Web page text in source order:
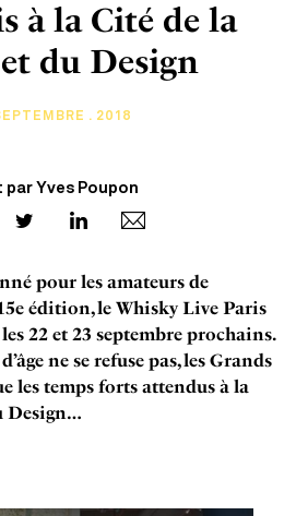
à la Cité de la
du Design
. 2018
par Yves Poupon
pour les amateurs de
édition, le Whisky Live Paris
22 et 23 septembre prochains.
ne se refuse pas, les Grands
les temps forts attendus à la
Design…